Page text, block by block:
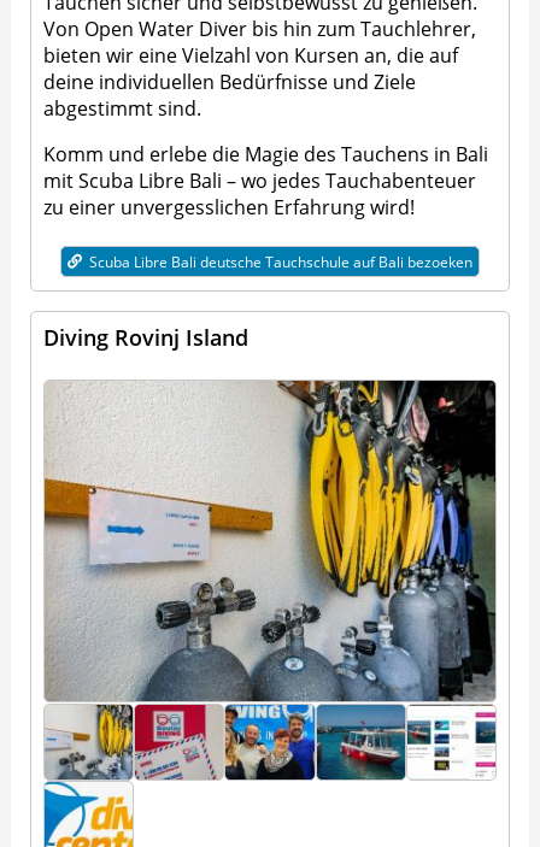
Von Open Water Diver bis hin zum Tauchlehrer,
bieten wir eine Vielzahl von Kursen an, die auf
deine individuellen Bedürfnisse und Ziele
abgestimmt sind.
Komm und erlebe die Magie des Tauchens in Bali
mit Scuba Libre Bali – wo jedes Tauchabenteuer
zu einer unvergesslichen Erfahrung wird!
Scuba Libre Bali deutsche Tauchschule auf Bali bezoeken
Diving Rovinj Island